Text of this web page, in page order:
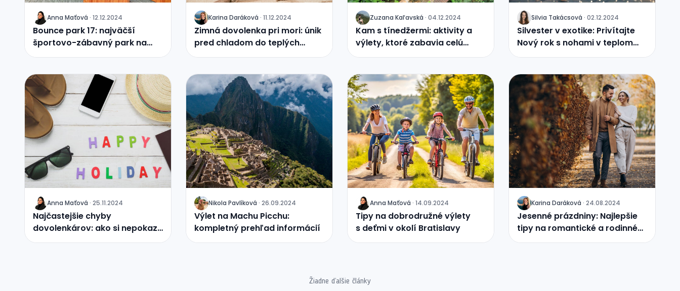
J Anna Maťová · 12.12.2024
Bounce park 17: najväčší
športovo-zábavný park na
Slovensku
J Karina Daráková · 11.12.2024
Zimná dovolenka pri mori: únik
pred chladom do teplých
krajín
J Zuzana Kaľavská · 04.12.2024
Kam s tínedžermi: aktivity a
výlety, ktoré zabavia celú
rodinu
J Silvia Takácsová · 02.12.2024
Silvester v exotike: Privítajte
Nový rok s nohami v teplom
piesku a kokteilom v ruke
J Anna Maťová · 25.11.2024
Najčastejšie chyby
dovolenkárov: ako si nepokaziť
oddych
J Nikola Pavlíková · 26.09.2024
Výlet na Machu Picchu:
kompletný prehľad informácií
J Anna Maťová · 14.09.2024
Tipy na dobrodružné výlety
s deťmi v okolí Bratislavy
J Karina Daráková · 24.08.2024
Jesenné prázdniny: Najlepšie
tipy na romantické a rodinné
výlety
Žiadne ďalšie články